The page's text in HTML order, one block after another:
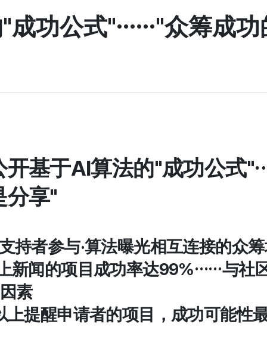
成功公式"……"众筹成功
开基于AI算法的"成功公式
分享"
持者参与·算法曝光相互连接的众
新闻的项目成功率达99%……与社
素
提醒申请者的项目，成功可能性